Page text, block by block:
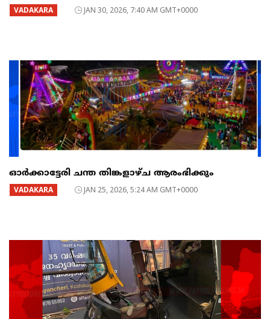
VADAKARA JAN 30, 2026, 7:40 AM GMT+0000
ഓർക്കാട്ടേരി ചന്ത തിങ്കളാഴ്ച ആരംഭിക്കും
VADAKARA JAN 25, 2026, 5:24 AM GMT+0000